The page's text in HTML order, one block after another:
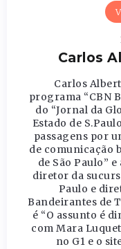
Carlos
Carlos
programa “CBN
do “Jornal da
Estado de
passagens por
de comunicação
de São Paulo” e
diretor da
Paulo e
Bandeirantes de
é “O assunto é
com Mara
no G1 e o